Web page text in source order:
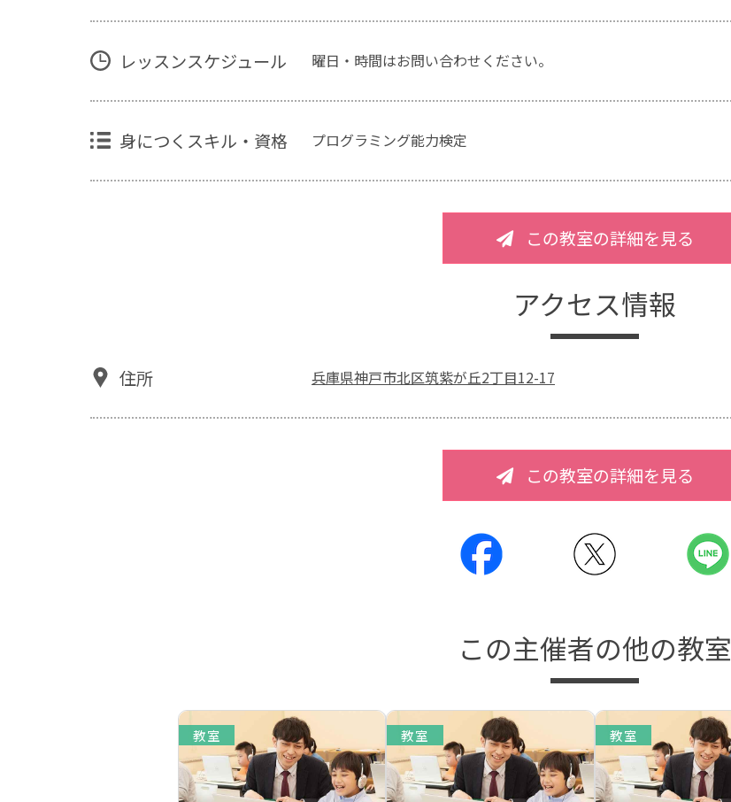
レッスンスケジュール 曜日・時間はお問い合わせください。
身につくスキル・資格 プログラミング能力検定
この教室の詳細を見る
アクセス情報
住所 兵庫県神戸市北区筑紫が丘2丁目12-17
この教室の詳細を見る
この主催者の他の教室
教室 教室 教室